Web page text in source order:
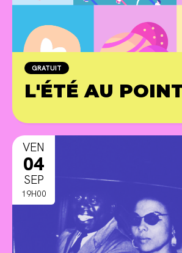
GRATUIT
L'ÉTÉ AU
VEN
04
SEP
19H00